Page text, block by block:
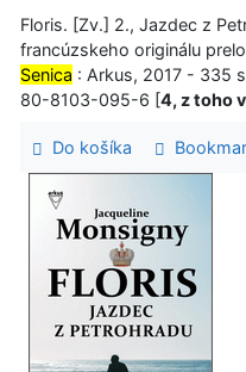
Floris. [Zv.] 2., Jazdec z
francúzskeho originálu
Senica : Arkus, 2017 - 335
80-8103-095-6 [4, z toho
Do košíka